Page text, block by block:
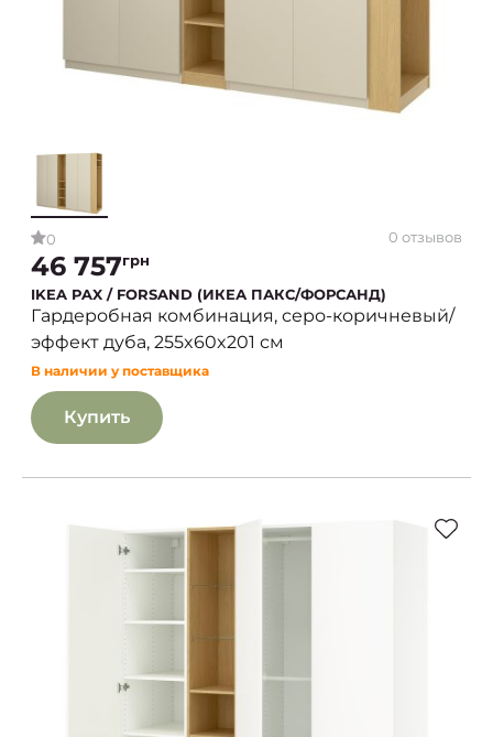
0 0 отзывов
46 757грн
IKEA PAX / FORSAND (ИКЕА ПАКС/ФОРСАНД)
Гардеробная комбинация, серо-коричневый/
эффект дуба, 255x60x201 см
В наличии у поставщика
Купить